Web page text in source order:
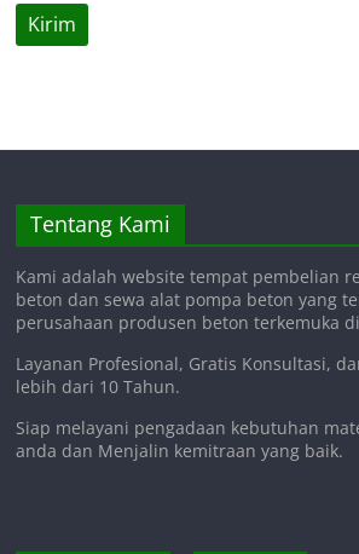
Tentang Kami
Kami adalah website tempat pembelian
beton dan sewa alat pompa beton yang
perusahaan produsen beton terkemuka
Layanan Profesional, Gratis Konsultasi,
lebih dari 10 Tahun.
Siap melayani pengadaan kebutuhan
anda dan Menjalin kemitraan yang baik.